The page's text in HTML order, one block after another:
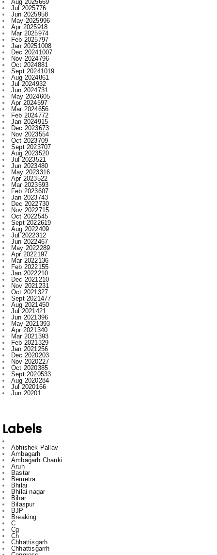
Mar 2025974
Feb 2025797
Jan 20251008
Dec 20241007
Nov 2024796
Oct 2024881
Sept 20241019
Aug 2024861
Jul 2024932
Jun 2024731
May 2024605
Apr 2024597
Mar 2024656
Feb 2024772
Jan 2024915
Dec 2023673
Nov 2023554
Oct 2023709
Sept 2023707
Aug 2023520
Jul 2023521
Jun 2023480
May 2023316
Apr 2023522
Mar 2023593
Feb 2023607
Jan 2023743
Dec 2022730
Nov 2022715
Oct 2022545
Sept 2022619
Aug 2022409
Jul 2022312
Jun 2022467
May 2022289
Apr 2022197
Mar 2022136
Feb 2022155
Jan 2022210
Dec 2021210
Nov 2021231
Oct 2021327
Sept 2021477
Aug 2021450
Jul 2021421
Jun 2021396
May 2021393
Apr 2021340
Mar 2021393
Feb 2021329
Jan 2021256
Dec 2020203
Nov 2020227
Oct 2020385
Sept 2020533
Aug 2020284
Jul 2020166
Jun 20201
Ambagarh
Ambagarh Chauki
Bastar
Bemetra
Bhilai
Bhilai nagar
Bihar
Bilaspur
BJP
Breaking
C
Cg
Ch
Chhattisgarh
Chhattisgarrh
Congress
Cr
Crime
Delhi
Dhamdha